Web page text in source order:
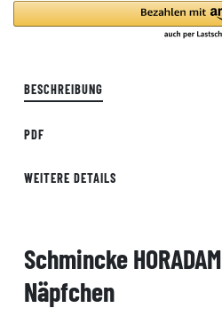
BESCHREIBUNG
PDF
WEITERE DETAILS
Schmincke
Näpfchen